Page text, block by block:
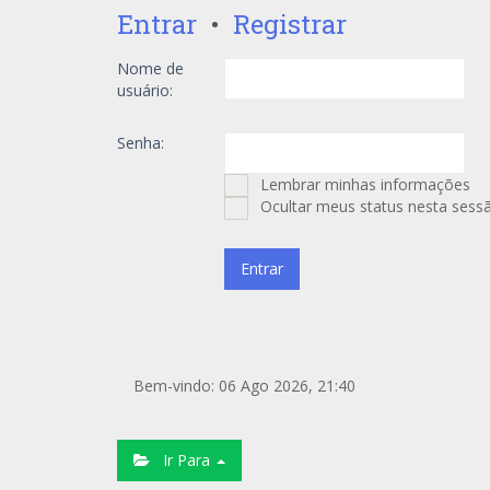
Entrar • Registrar
Nome de
usuário:
Senha:
Lembrar minhas informações
Ocultar meus status nesta
Bem-vindo: 06 Ago 2026, 21:40
Ir Para